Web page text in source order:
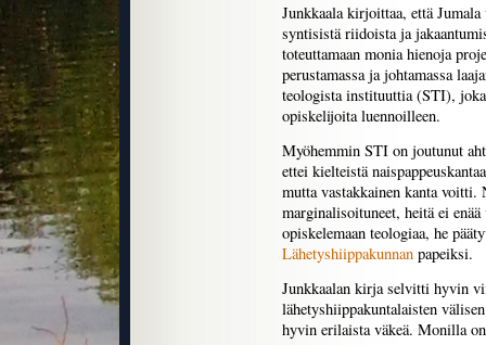
Junkkaala kirjoittaa, että Jumala
syntisistä riidoista ja
toteuttamaan monia hienoja
perustamassa ja johtamassa
teologista instituuttia (STI),
opiskelijoita luennoilleen.
Myöhemmin STI on joutunut
ettei kielteistä
mutta vastakkainen kanta voitti.
marginalisoituneet, heitä ei
opiskelemaan teologiaa, he
Lähetyshiippakunnan papeiksi.
Junkkaalan kirja selvitti hyvin
lähetyshiippakuntalaisten
hyvin erilaista väkeä. Monilla